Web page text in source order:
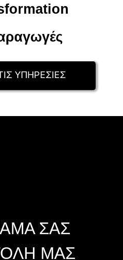
ΥΠΗΡΕΣΙΕΣ
ΣΑΣ
ΜΑΣ